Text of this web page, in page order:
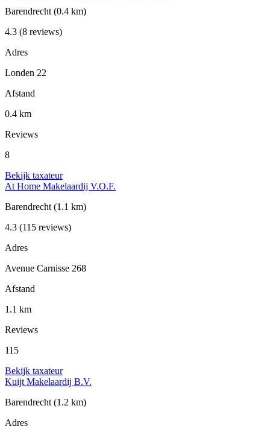
Barendrecht (0.4 km)
4.3 (8 reviews)
Adres
Londen 22
Afstand
0.4 km
Reviews
8
Bekijk taxateur
At Home Makelaardij V.O.F.
Barendrecht (1.1 km)
4.3 (115 reviews)
Adres
Avenue Carnisse 268
Afstand
1.1 km
Reviews
115
Bekijk taxateur
Kuijt Makelaardij B.V.
Barendrecht (1.2 km)
Adres